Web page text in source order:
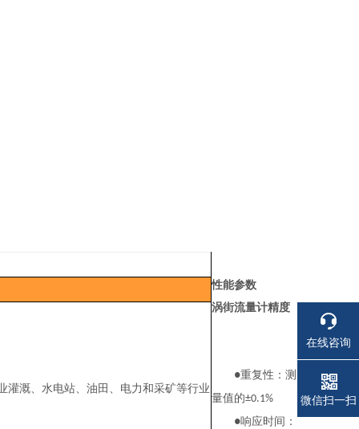
灌溉、水电站、油田、电力和采矿等行业
性能参数
涡街流量计精度
●重复性：测
量值的±0.1%
●响应时间：
在线咨询
微信扫一扫